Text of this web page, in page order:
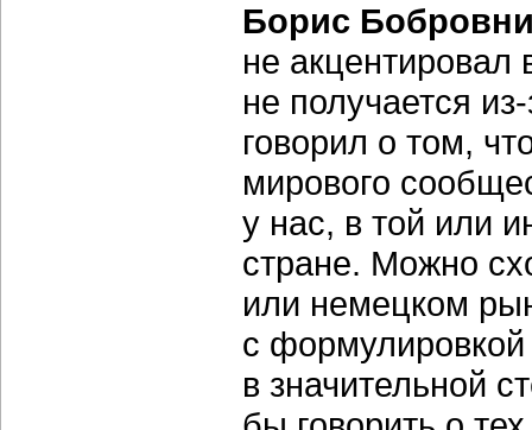
Борис
не акцентировал
не получается
говорил о том,
мирового
у нас, в той или
стране. Можно
или немецком
с
в значительной